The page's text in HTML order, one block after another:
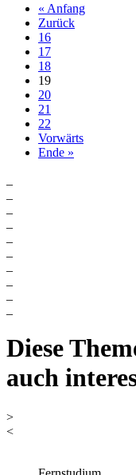
« Anfang
Zurück
16
17
18
19
20
21
22
Vorwärts
Ende »
Diese
auch
>
<